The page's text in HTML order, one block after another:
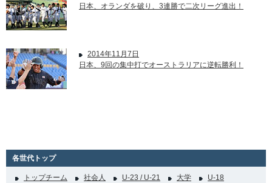
日本、オランダを破り、3連勝で二次リーグ進出！
2014年11月7日
日本、9回の集中打でオーストラリアに逆転勝利！
各世代トップ
トップチーム 社会人 U-23 / U-21 大学
U-18